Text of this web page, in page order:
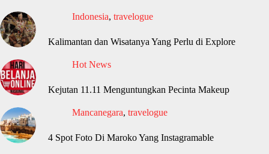
Indonesia, travelogue
Kalimantan dan Wisatanya Yang Perlu di Explore
Hot News
Kejutan 11.11 Menguntungkan Pecinta Makeup
Mancanegara, travelogue
4 Spot Foto Di Maroko Yang Instagramable